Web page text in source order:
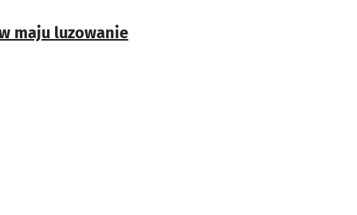
maju luzowanie